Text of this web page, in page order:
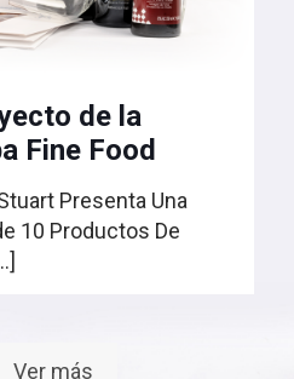
de la
Fine Food
Presenta Una
10 Productos De
Ver más